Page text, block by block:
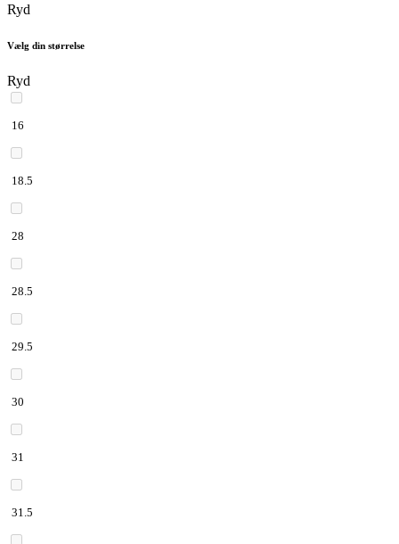
Ryd
Vælg din størrelse
Ryd
16
18.5
28
28.5
29.5
30
31
31.5